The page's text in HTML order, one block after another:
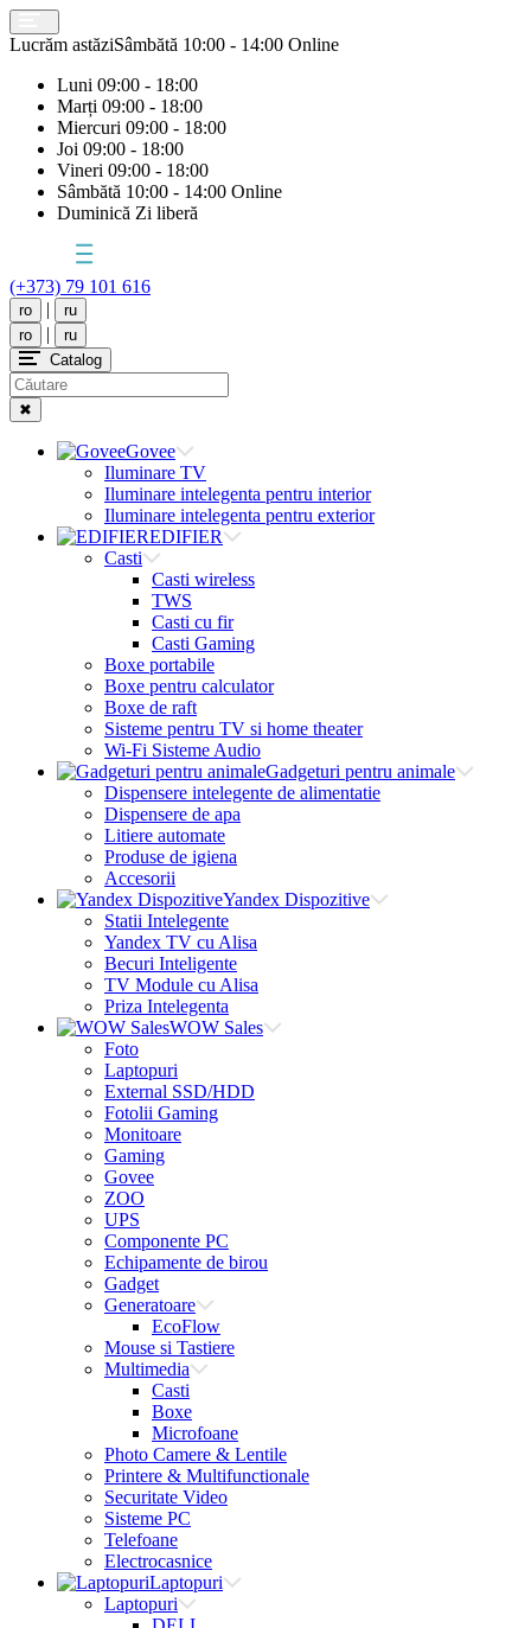
Lucrăm astăziSâmbătă 10:00 - 14:00 Online
Luni 09:00 - 18:00
Marți 09:00 - 18:00
Miercuri 09:00 - 18:00
Joi 09:00 - 18:00
Vineri 09:00 - 18:00
Sâmbătă 10:00 - 14:00 Online
Duminică Zi liberă
(+373) 79 101 616
ro |
ru
ro
|
ru
Catalog
✖
Govee
Iluminare TV
Iluminare intelegenta pentru interior
Iluminare intelegenta pentru exterior
EDIFIER
Casti
Casti wireless
TWS
Casti cu fir
Casti Gaming
Boxe portabile
Boxe pentru calculator
Boxe de raft
Sisteme pentru TV si home theater
Wi-Fi Sisteme Audio
Gadgeturi pentru animale
Dispensere intelegente de alimentatie
Dispensere de apa
Litiere automate
Produse de igiena
Accesorii
Yandex Dispozitive
Statii Intelegente
Yandex TV cu Alisa
Becuri Inteligente
TV Module cu Alisa
Priza Intelegenta
WOW Sales
Foto
Laptopuri
External SSD/HDD
Fotolii Gaming
Monitoare
Gaming
Govee
ZOO
UPS
Componente PC
Echipamente de birou
Gadget
Generatoare
EcoFlow
Mouse si Tastiere
Multimedia
Casti
Boxe
Microfoane
Photo Camere & Lentile
Printere & Multifunctionale
Securitate Video
Sisteme PC
Telefoane
Electrocasnice
Laptopuri
Laptopuri